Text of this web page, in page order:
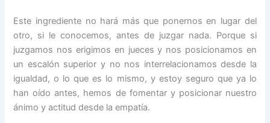
Este ingrediente no hará más que ponernos en lugar del
otro, si le conocemos, antes de juzgar nada. Porque si
juzgamos nos erigimos en jueces y nos posicionamos en
un escalón superior y no nos interrelacionamos desde la
igualdad, o lo que es lo mismo, y estoy seguro que ya lo
han oído antes, hemos de fomentar y posicionar nuestro
ánimo y actitud desde la empatía.